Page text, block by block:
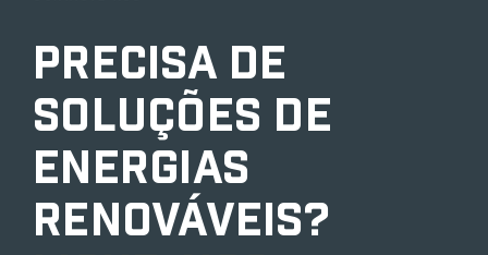
Precisa de
soluções de
energias
renováveis?